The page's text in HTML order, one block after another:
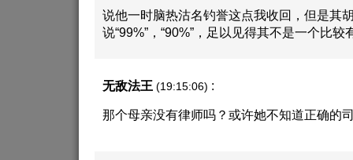
说他一时脑热沽名钓誉这点我收回，但是其
说“99%”，“90%”，足以见得其不是一个比较
无敌法王 (19:15:06) :
那个母亲没有律师吗？或许她不知道正确的